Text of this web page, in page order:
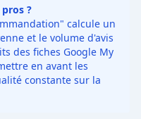
?
calcule un
et le volume d'avis
des fiches Google My
en avant les
constante sur la